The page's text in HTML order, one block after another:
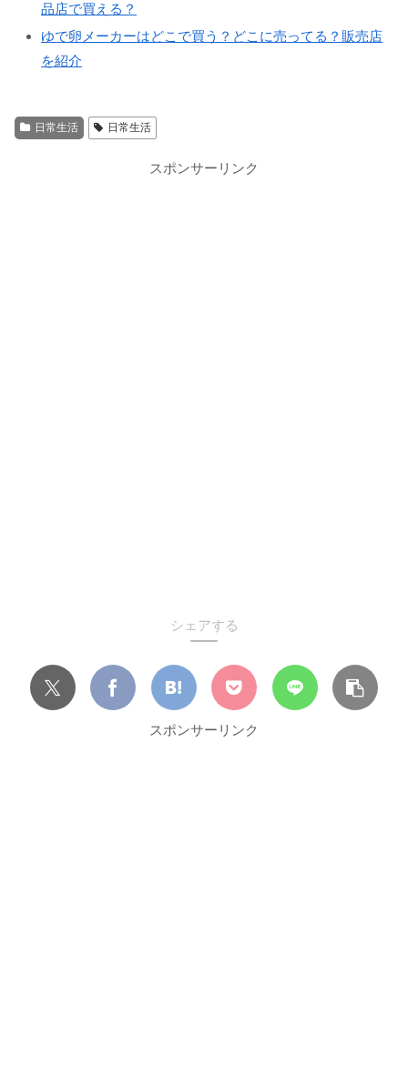
品店で買える？
ゆで卵メーカーはどこで買う？どこに売ってる？販売店
を紹介
日常生活 日常生活
スポンサーリンク
シェアする
スポンサーリンク